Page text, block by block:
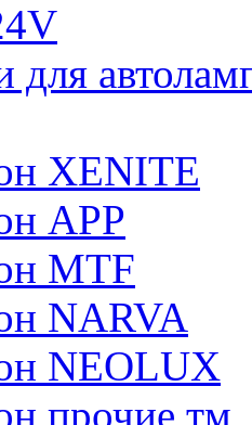
для
XENITE
APP
MTF
NARVA
NEOLUX
прочие тм